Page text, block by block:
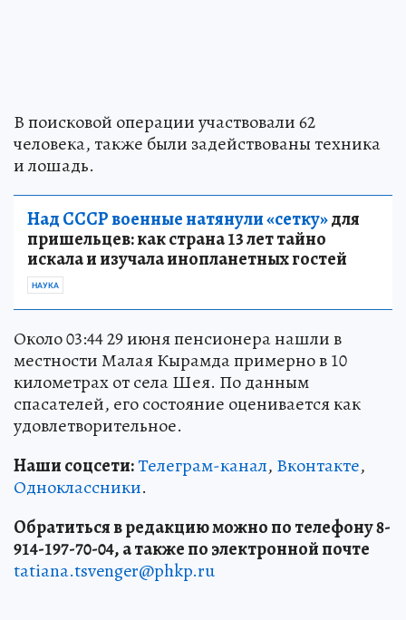
В поисковой операции участвовали 62
человека, также были задействованы техника
и лошадь.
Над СССР военные натянули «сетку»для
пришельцев: как страна 13 лет тайно
искала и изучала инопланетных гостей
НАУКА
Около 03:44 29 июня пенсионера нашли в
местности Малая Кырамда примерно в 10
километрах от села Шея. По данным
спасателей, его состояние оценивается как
удовлетворительное.
Наши соцсети:Телеграм-канал, Вконтакте,
Одноклассники.
Обратиться в редакцию можно по телефону 8-
914-197-70-04, а также по электронной почте
tatiana.tsvenger@phkp.ru